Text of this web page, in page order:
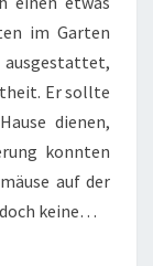
im Garten
Er sollte
dienen,
konnten
auf der
keine…